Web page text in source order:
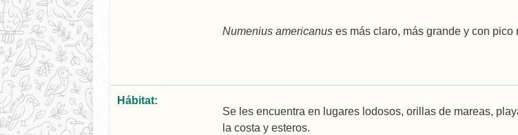
Numenius americanus es más claro, más grande y con
Hábitat:
Se les encuentra en lugares lodosos, orillas de mareas,
la costa y esteros.